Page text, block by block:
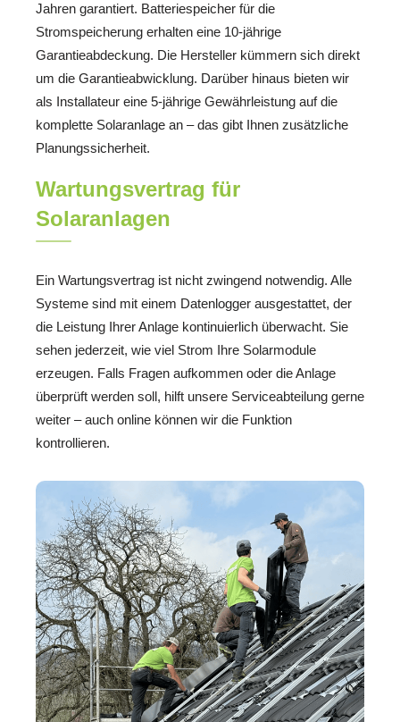
Jahren garantiert. Batteriespeicher für die
Stromspeicherung erhalten eine 10-jährige
Garantieabdeckung. Die Hersteller kümmern sich direkt
um die Garantieabwicklung. Darüber hinaus bieten wir
als Installateur eine 5-jährige Gewährleistung auf die
komplette Solaranlage an – das gibt Ihnen zusätzliche
Planungssicherheit.
Wartungsvertrag für
Solaranlagen
Ein Wartungsvertrag ist nicht zwingend notwendig. Alle
Systeme sind mit einem Datenlogger ausgestattet, der
die Leistung Ihrer Anlage kontinuierlich überwacht. Sie
sehen jederzeit, wie viel Strom Ihre Solarmodule
erzeugen. Falls Fragen aufkommen oder die Anlage
überprüft werden soll, hilft unsere Serviceabteilung gerne
weiter – auch online können wir die Funktion
kontrollieren.